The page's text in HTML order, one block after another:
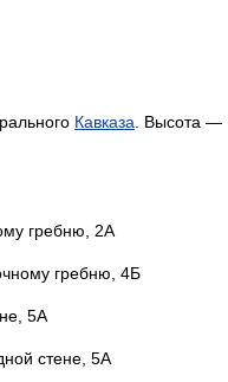
Кавказа . Высота —
гребню, 2А
гребню, 4Б
5А
стене, 5А